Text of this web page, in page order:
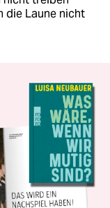
die Laune nicht